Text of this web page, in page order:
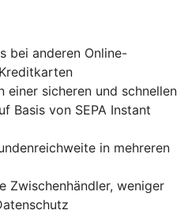
bei anderen Online-
einer sicheren und schnellen
Basis von SEPA Instant
in mehreren
Zwischenhändler, weniger